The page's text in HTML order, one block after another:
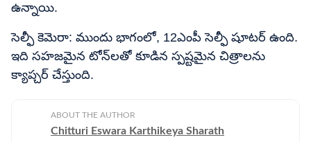
ఉన్నాయి.
సెల్ఫీ కెమెరా: ముందు భాగంలో, 12ఎంపీ సెల్ఫీ షూటర్ ఉంది.
ఇది సహజమైన టోన్‌లతో కూడిన స్పష్టమైన చిత్రాలను
క్యాప్చర్ చేస్తుంది.
ABOUT THE AUTHOR
Chitturi Eswara Karthikeya Sharath